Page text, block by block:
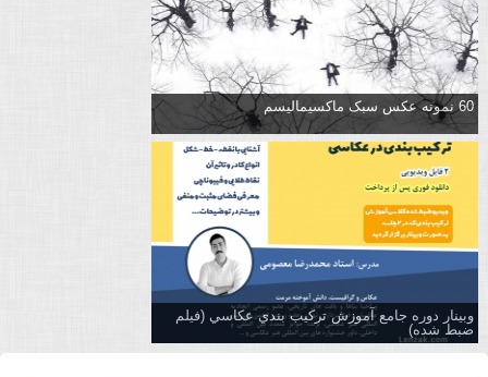
60 نمونه عکس سبک ماکسیمالیسم
وبینار دوره جامع آموزش تركيب بندي عكاسي (فیلم
ضبط شده)